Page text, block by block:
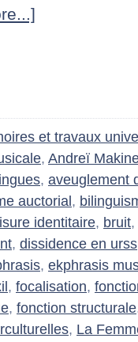
et travaux
, Andreï
, aveuglement
auctorial ,
identitaire, bruit,
, dissidence en urss
, ekphrasis
, focalisation,
, fonction structurale
, La